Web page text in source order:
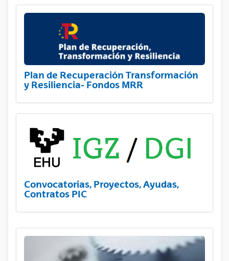
Plan de Recuperación Transformación
y Resiliencia- Fondos MRR
Convocatorias, Proyectos, Ayudas,
Contratos PIC